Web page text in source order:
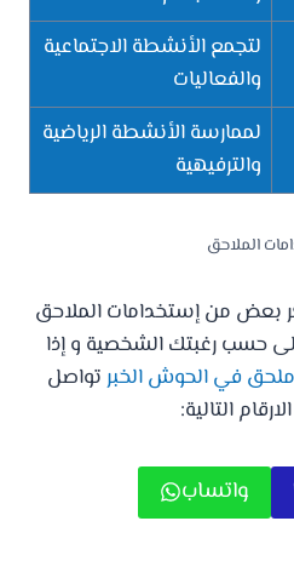
لتجمع الأنشطة الاجتماعية
والفعاليات
لممارسة الأنشطة الرياضية
والترفيهية
الملاحق
بعض من إستخدامات الملاحق
حسب رغبتك الشخصية و إذا
ملحق في الحوش الخبرتواصل
التالية:
واتساب